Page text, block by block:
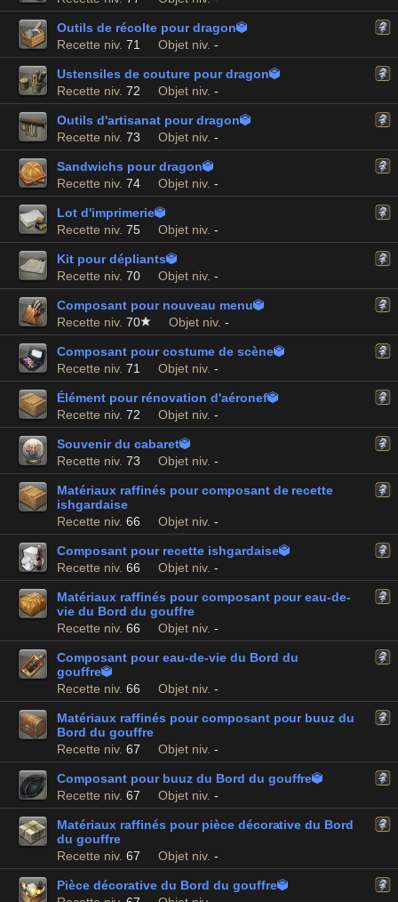
Outils de récolte pour dragon
Recette niv. 71 Objet niv. -
Ustensiles de couture pour dragon
Recette niv. 72 Objet niv. -
Outils d'artisanat pour dragon
Recette niv. 73 Objet niv. -
Sandwichs pour dragon
Recette niv. 74 Objet niv. -
Lot d'imprimerie
Recette niv. 75 Objet niv. -
Kit pour dépliants
Recette niv. 70 Objet niv. -
Composant pour nouveau menu
Recette niv. 70 Objet niv. -
Composant pour costume de scène
Recette niv. 71 Objet niv. -
Élément pour rénovation d'aéronef
Recette niv. 72 Objet niv. -
Souvenir du cabaret
Recette niv. 73 Objet niv. -
Matériaux raffinés pour composant de recette
ishgardaise
Recette niv. 66 Objet niv. -
Composant pour recette ishgardaise
Recette niv. 66 Objet niv. -
Matériaux raffinés pour composant pour eau-de-
vie du Bord du gouffre
Recette niv. 66 Objet niv. -
Composant pour eau-de-vie du Bord du
gouffre
Recette niv. 66 Objet niv. -
Matériaux raffinés pour composant pour buuz du
Bord du gouffre
Recette niv. 67 Objet niv. -
Composant pour buuz du Bord du gouffre
Recette niv. 67 Objet niv. -
Matériaux raffinés pour pièce décorative du Bord
du gouffre
Recette niv. 67 Objet niv. -
Pièce décorative du Bord du gouffre